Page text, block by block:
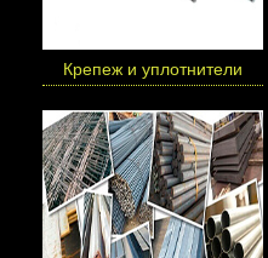
Крепеж и уплотнители